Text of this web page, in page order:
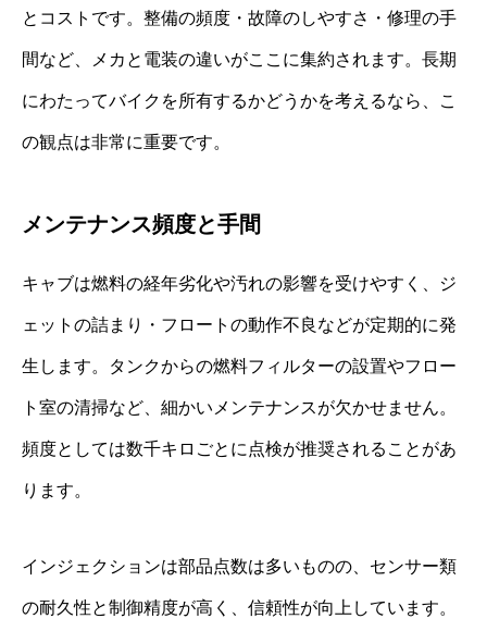
とコストです。整備の頻度・故障のしやすさ・修理の手
間など、メカと電装の違いがここに集約されます。長期
にわたってバイクを所有するかどうかを考えるなら、こ
の観点は非常に重要です。
メンテナンス頻度と手間
キャブは燃料の経年劣化や汚れの影響を受けやすく、ジ
ェットの詰まり・フロートの動作不良などが定期的に発
生します。タンクからの燃料フィルターの設置やフロー
ト室の清掃など、細かいメンテナンスが欠かせません。
頻度としては数千キロごとに点検が推奨されることがあ
ります。
インジェクションは部品点数は多いものの、センサー類
の耐久性と制御精度が高く、信頼性が向上しています。